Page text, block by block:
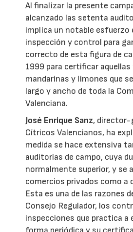
Al finalizar la presente
alcanzado las setenta
implica un notable esfuerzo
inspección y control para
correcto de esta figura de
1999 para certificar aquellas
mandarinas y limones que
largo y ancho de toda la
Valenciana.
José Enrique Sanz, director-
Cítricos Valencianos, ha
medida se hace extensiva
auditorías de campo, cuya
normalmente superior, y se
comercios privados como a
Esta es una de las razones
Consejo Regulador, los
inspecciones que practica